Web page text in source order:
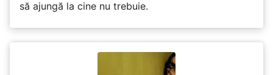
să ajungă la cine nu trebuie.